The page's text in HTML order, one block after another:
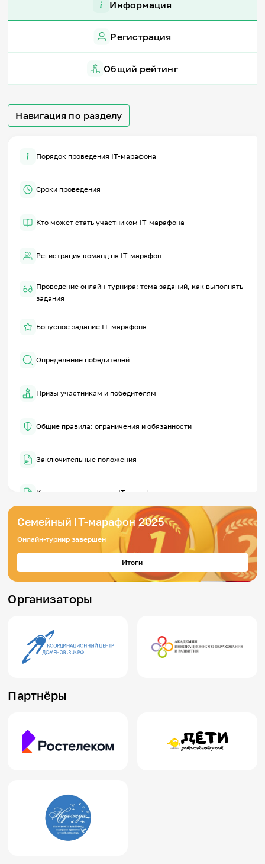
Игры и тренажеры
Знания в тестах
Настолка
Комиксы
Стихи
Педагогам
Школа наставников
Секреты кода
Информация
Регистрация
Общий рейтинг
Навигация по разделу
Порядок проведения IT-марафона
Сроки проведения
Кто может стать участником IT-марафона
Регистрация команд на IT-марафон
Проведение онлайн-турнира: тема заданий, как выполнять
задания
Бонусное задание IT-марафона
Определение победителей
Призы участникам и победителям
Общие правила: ограничения и обязанности
Заключительные положения
Контакты оргкомитета IT-марафона
Соглашение об обработке персональных данных
Обратная связь с организаторами
Семейный IT-марафон 2025
Онлайн-турнир завершен
Итоги
Организаторы
Партнёры